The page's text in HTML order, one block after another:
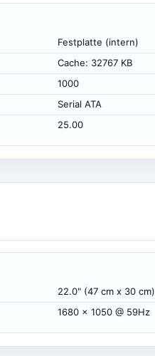
Festplatte (intern)
Cache: 32767 KB
1000
Serial ATA
25.00
22.0" (47 cm x 30 cm)
1680 x 1050 @ 59Hz